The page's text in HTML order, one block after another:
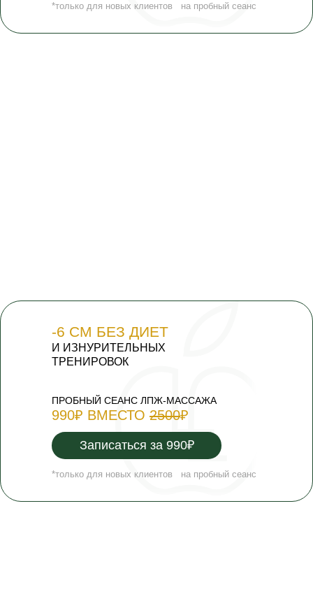
*только для новых клиентов на пробный сеанс
*только для новых клиентов на пробный сеанс
Записаться за 990₽
И ИЗНУРИТЕЛЬНЫХ
ТРЕНИРОВОК
990₽ ВМЕСТО 2500₽
ПРОБНЫЙ СЕАНС ЛПЖ-МАССАЖА
-6 СМ БЕЗ ДИЕТ